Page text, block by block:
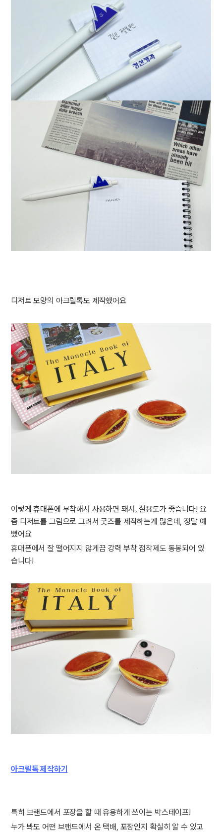
디저트 모양의 아크릴톡도 제작했어요
이렇게 휴대폰에 부착해서 사용하면 돼서, 실용도가 좋습니다! 요
즘 디저트를 그림으로 그려서 굿즈를 제작하는게 많은데, 정말 예
뻤어요
휴대폰에서 잘 떨어지지 않게끔 강력 부착 접착제도 동봉되어 있
습니다!
아크릴톡 제작하기
특히 브랜드에서 포장을 할 때 유용하게 쓰이는 박스테이프!
누가 봐도 어떤 브랜드에서 온 택배, 포장인지 확실히 알 수 있고